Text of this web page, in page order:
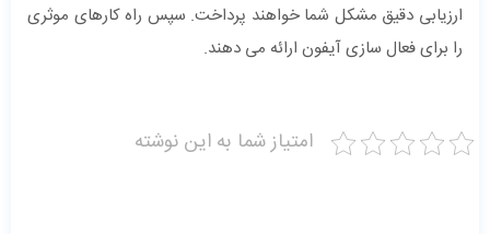
ارزیابی دقیق مشکل شما خواهند پرداخت. سپس راه کارهای موثری
را برای فعال سازی آیفون ارائه می دهند.
امتیاز شما به این نوشته